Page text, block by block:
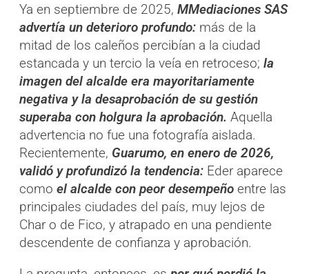
Ya en septiembre de 2025, MMediaciones SAS
advertía un deterioro profundo: más de la
mitad de los caleños percibían a la ciudad
estancada y un tercio la veía en retroceso; la
imagen del alcalde era mayoritariamente
negativa y la desaprobación de su gestión
superaba con holgura la aprobación. Aquella
advertencia no fue una fotografía aislada.
Recientemente, Guarumo, en enero de 2026,
validó y profundizó la tendencia: Eder aparece
como el alcalde con peor desempeño entre las
principales ciudades del país, muy lejos de
Char o de Fico, y atrapado en una pendiente
descendente de confianza y aprobación.